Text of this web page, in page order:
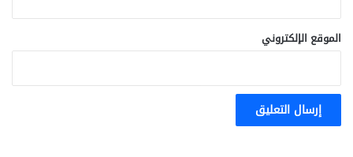
الموقع الإلكتروني